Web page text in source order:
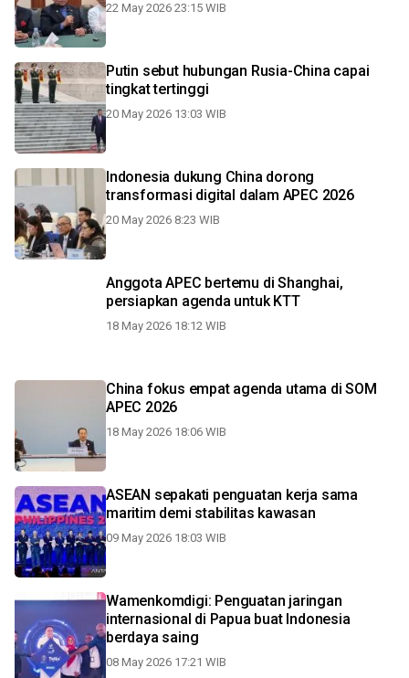
22 May 2026 23:15 WIB
Putin sebut hubungan Rusia-China capai
tingkat tertinggi
20 May 2026 13:03 WIB
Indonesia dukung China dorong
transformasi digital dalam APEC 2026
20 May 2026 8:23 WIB
Anggota APEC bertemu di Shanghai,
persiapkan agenda untuk KTT
18 May 2026 18:12 WIB
China fokus empat agenda utama di SOM
APEC 2026
18 May 2026 18:06 WIB
ASEAN sepakati penguatan kerja sama
maritim demi stabilitas kawasan
09 May 2026 18:03 WIB
Wamenkomdigi: Penguatan jaringan
internasional di Papua buat Indonesia
berdaya saing
08 May 2026 17:21 WIB